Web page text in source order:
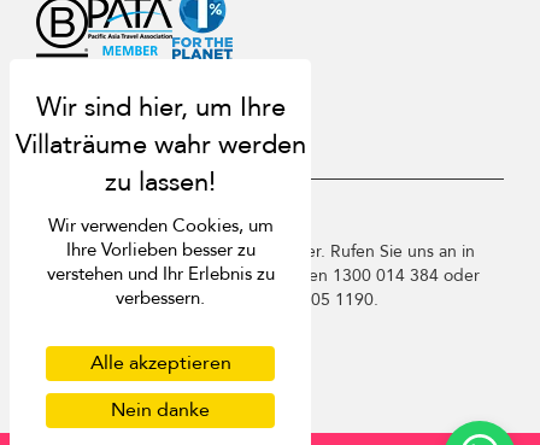
USD $ de Deutsch
Copyright © 2026 Phuket Villa Finder. Rufen Sie uns an in
Thailand +66 60 003 5911 / Australien 1300 014 384 oder
+61 2 9191 7419 / Singapur +65 3105 1190.
Datenschutzbestimmungen
Cookies
Wir verwenden Cookies, um
Ihre Vorlieben besser zu
verstehen und Ihr Erlebnis zu
verbessern.
Alle akzeptieren
Nein danke